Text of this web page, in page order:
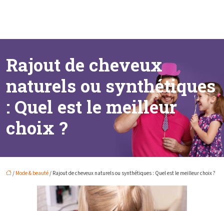
Rajout de cheveux
naturels ou synthétiques
: Quel est le meilleur
choix ?
/ Mode & beauté/ Rajout de cheveux naturels ou synthétiques : Quel est le meilleur choix ?